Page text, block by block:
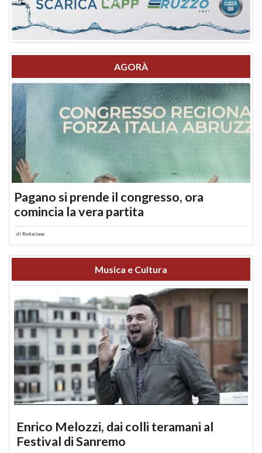
AGORÀ
Pagano si prende il congresso, ora
comincia la vera partita
di Redazione
Musica e Cultura
Enrico Melozzi, dai colli teramani al
Festival di Sanremo